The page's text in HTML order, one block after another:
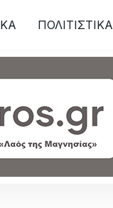
ΠΟΛΙΤΙΣΤΙΚΑ